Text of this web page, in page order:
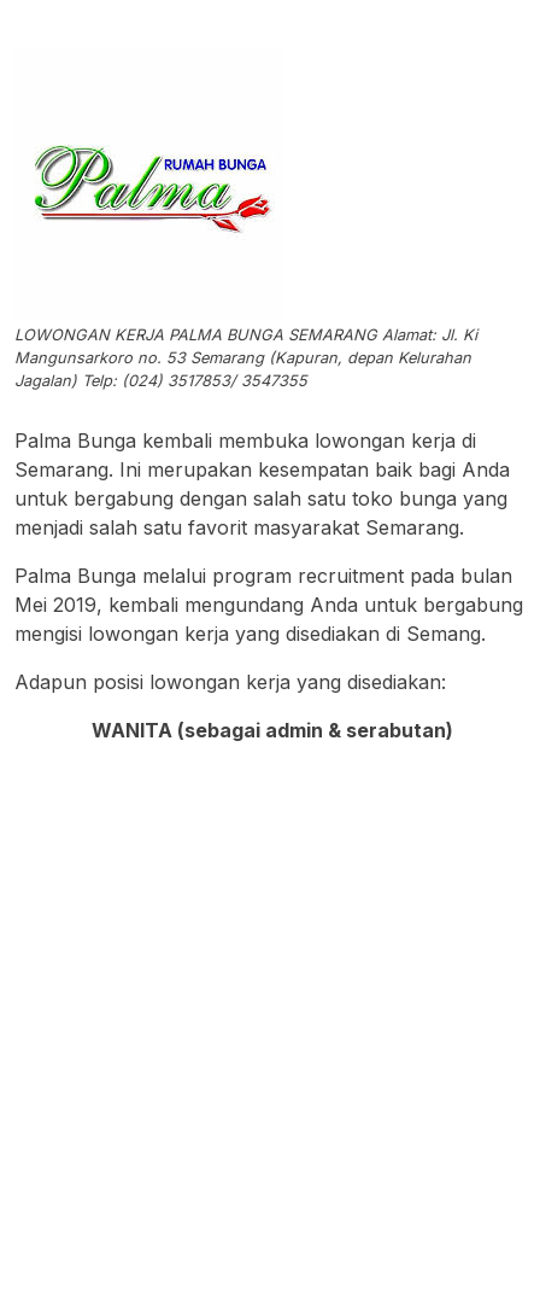
LOWONGAN KERJA PALMA BUNGA SEMARANG Alamat: Jl. Ki
Mangunsarkoro no. 53 Semarang (Kapuran, depan Kelurahan
Jagalan) Telp: (024) 3517853/ 3547355
Palma Bunga kembali membuka lowongan kerja di
Semarang. Ini merupakan kesempatan baik bagi Anda
untuk bergabung dengan salah satu toko bunga yang
menjadi salah satu favorit masyarakat Semarang.
Palma Bunga melalui program recruitment pada bulan
Mei 2019, kembali mengundang Anda untuk bergabung
mengisi lowongan kerja yang disediakan di Semang.
Adapun posisi lowongan kerja yang disediakan:
WANITA (sebagai admin & serabutan)